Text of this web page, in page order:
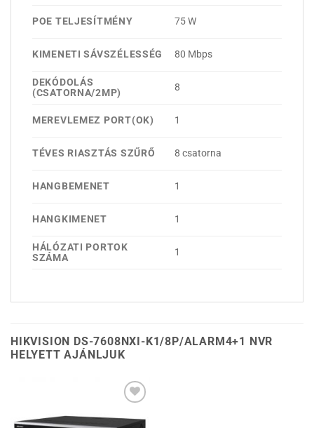
POE TELJESÍTMÉNY 75 W
KIMENETI SÁVSZÉLESSÉG 80 Mbps
DEKÓDOLÁS
(CSATORNA/2MP)
8
MEREVLEMEZ PORT(OK) 1
TÉVES RIASZTÁS SZŰRŐ 8 csatorna
HANGBEMENET 1
HANGKIMENET 1
HÁLÓZATI PORTOK
SZÁMA
1
HIKVISION DS-7608NXI-K1/8P/ALARM4+1 NVR
HELYETT AJÁNLJUK